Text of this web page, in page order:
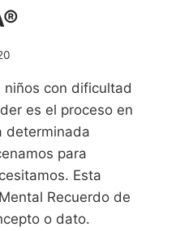
niños con dificultad
es el proceso en
determinada
para
Esta
Recuerdo de
o dato.